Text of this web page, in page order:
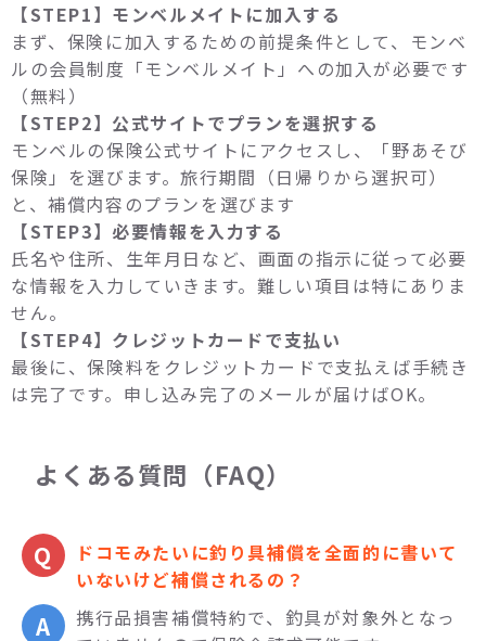
【STEP1】モンベルメイトに加入する
まず、保険に加入するための前提条件として、モンベ
ルの会員制度「モンベルメイト」への加入が必要です
（無料）
【STEP2】公式サイトでプランを選択する
モンベルの保険公式サイトにアクセスし、「野あそび
保険」を選びます。旅行期間（日帰りから選択可）
と、補償内容のプランを選びます
【STEP3】必要情報を入力する
氏名や住所、生年月日など、画面の指示に従って必要
な情報を入力していきます。難しい項目は特にありま
せん。
【STEP4】クレジットカードで支払い
最後に、保険料をクレジットカードで支払えば手続き
は完了です。申し込み完了のメールが届けばOK。
よくある質問（FAQ）
ドコモみたいに釣り具補償を全面的に書いて
いないけど補償されるの？
携行品損害補償特約で、釣具が対象外となっ